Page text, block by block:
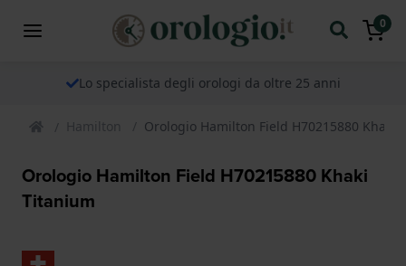
0
Lo specialista degli orologi da oltre 25 anni
Hamilton Orologio Hamilton Field H70215880 Khaki
Orologio Hamilton Field H70215880 Khaki
Titanium